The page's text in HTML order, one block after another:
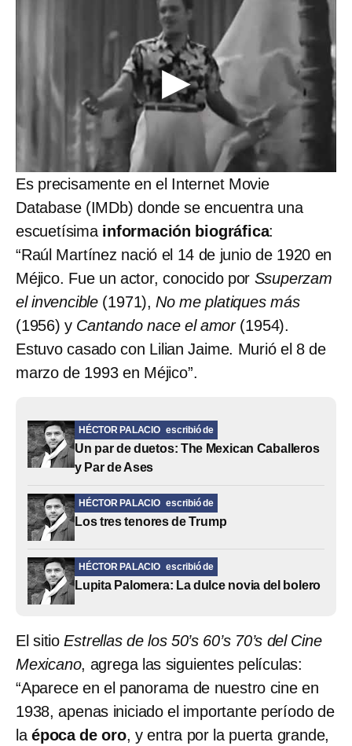
Es precisamente en el Internet Movie
Database (IMDb) donde se encuentra una
escuetísima información biográfica:
“Raúl Martínez nació el 14 de junio de 1920 en
Méjico. Fue un actor, conocido por Ssuperzam
el invencible (1971),No me platiques más
(1956) y Cantando nace el amor(1954).
Estuvo casado con Lilian Jaime. Murió el 8 de
marzo de 1993 en Méjico”.
HÉCTOR PALACIO escribió de
Un par de duetos: The Mexican Caballeros
y Par de Ases
HÉCTOR PALACIO escribió de
Los tres tenores de Trump
HÉCTOR PALACIO escribió de
Lupita Palomera: La dulce novia del bolero
El sitioEstrellas de los 50’s 60’s 70’s del Cine
Mexicano, agrega las siguientes películas:
“Aparece en el panorama de nuestro cine en
1938, apenas iniciado el importante período de
la época de oro, y entra por la puerta grande,